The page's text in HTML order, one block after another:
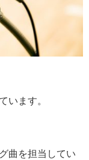
います。
曲を担当してい